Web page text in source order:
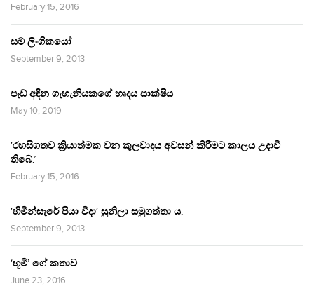
February 15, 2016
සම ලිංගිකයෝ
September 9, 2013
පෑඩ් අඳින ගැහැනියකගේ හෘදය සාක්ෂිය
May 10, 2019
‘රහසිගතව ක්‍රියාත්මක වන කුලවාදය අවසන් කිරීමට කාලය උදාවී
තිබේ.’
February 15, 2016
‘හිමින්සැරේ පියා විදා‘ සුනිලා සමුගත්තා ය.
September 9, 2013
‘භූමි’ ගේ කතාව
June 23, 2016